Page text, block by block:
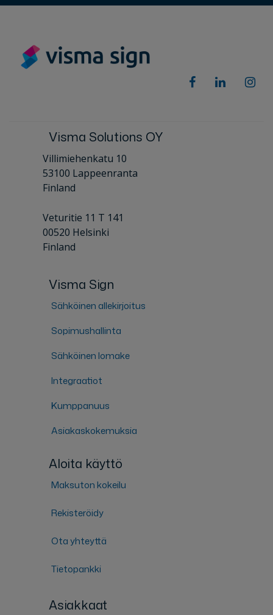
Visma Solutions OY
Villimiehenkatu 10
53100 Lappeenranta
Finland
Veturitie 11 T 141
00520 Helsinki
Finland
Visma Sign
Sähköinen allekirjoitus
Sopimushallinta
Sähköinen lomake
Integraatiot
Kumppanuus
Asiakaskokemuksia
Aloita käyttö
Maksuton kokeilu
Rekisteröidy
Ota yhteyttä
Tietopankki
Asiakkaat